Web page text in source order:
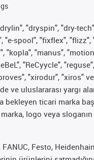
"dryspin", "dry-
spool", "fixflex",
"kopla", "manus",
"ReCyycle",
"xirodur", "xiros"
ve uluslararası yargı
ticari marka
logo veya
Festo,